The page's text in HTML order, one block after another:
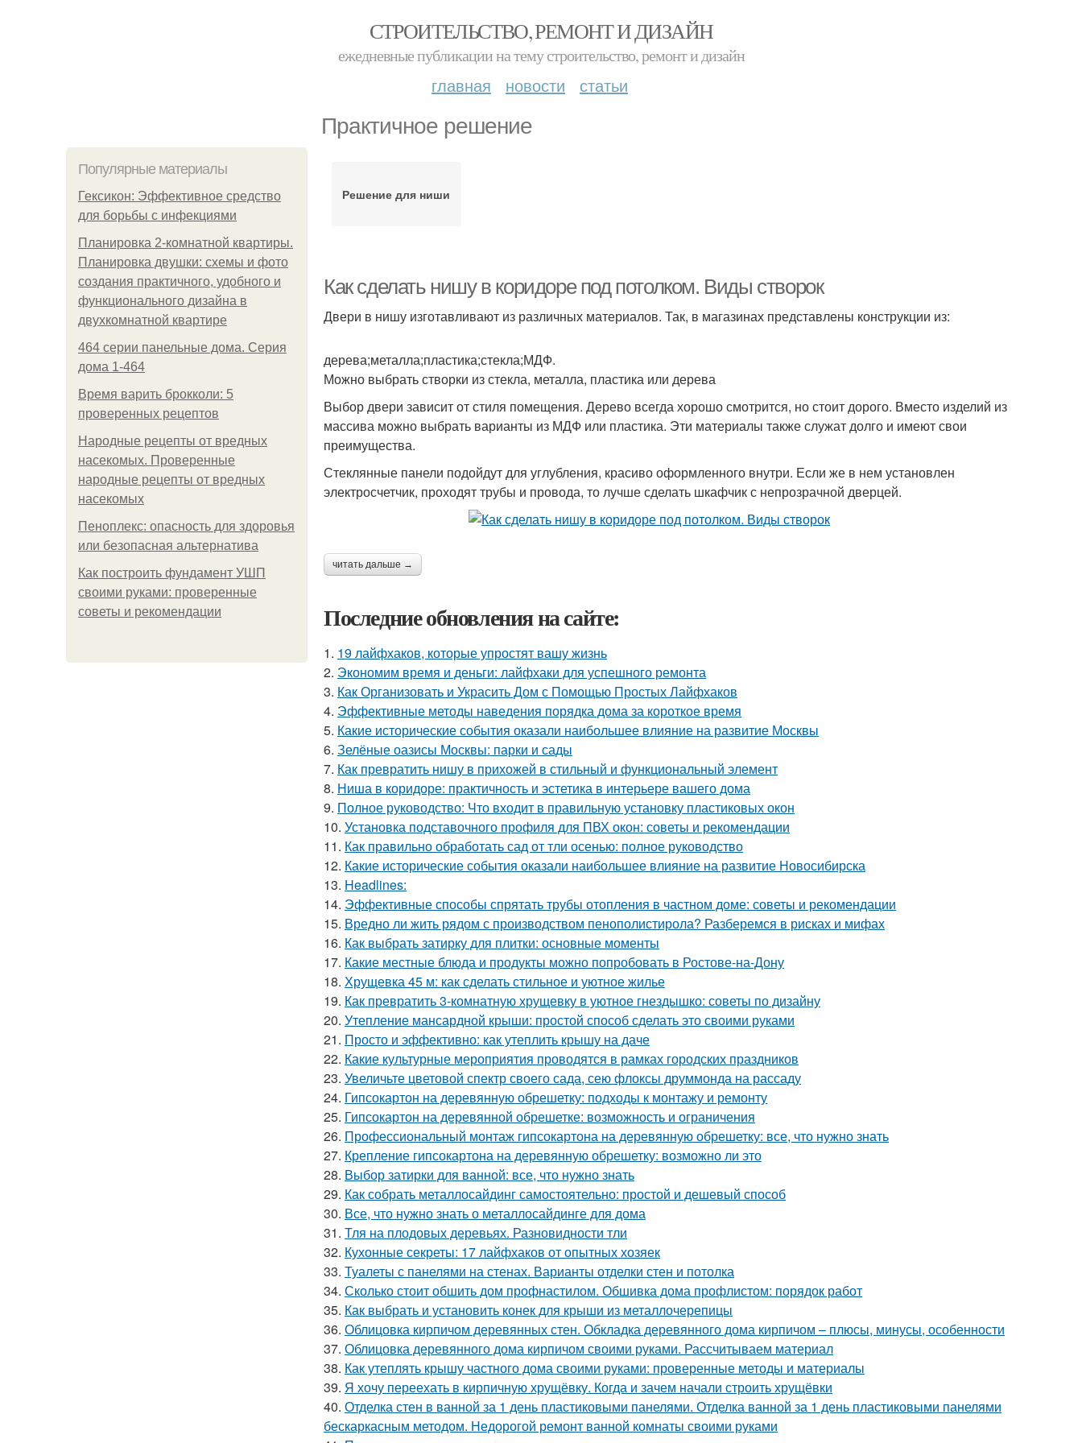
СТРОИТЕЛЬСТВО, РЕМОНТ И ДИЗАЙН
ежедневные публикации на тему строительство, ремонт и дизайн
главная новости статьи
Практичное решение
Популярные материалы
Гексикон: Эффективное средство
для борьбы с инфекциями
Планировка 2-комнатной квартиры.
Планировка двушки: схемы и фото
создания практичного, удобного и
функционального дизайна в
двухкомнатной квартире
464 серии панельные дома. Серия
дома 1-464
Время варить брокколи: 5
проверенных рецептов
Народные рецепты от вредных
насекомых. Проверенные
народные рецепты от вредных
насекомых
Пеноплекс: опасность для здоровья
или безопасная альтернатива
Как построить фундамент УШП
своими руками: проверенные
советы и рекомендации
Решение для ниши
Как сделать нишу в коридоре под потолком. Виды створок
Двери в нишу изготавливают из различных материалов. Так, в магазинах представлены конструкции из:
дерева;металла;пластика;стекла;МДФ.
Можно выбрать створки из стекла, металла, пластика или дерева
Выбор двери зависит от стиля помещения. Дерево всегда хорошо смотрится, но стоит дорого. Вместо изделий из
массива можно выбрать варианты из МДФ или пластика. Эти материалы также служат долго и имеют свои
преимущества.
Стеклянные панели подойдут для углубления, красиво оформленного внутри. Если же в нем установлен
электросчетчик, проходят трубы и провода, то лучше сделать шкафчик с непрозрачной дверцей.
читать дальше →
Последние обновления на сайте:
1. 19 лайфхаков, которые упростят вашу жизнь
2. Экономим время и деньги: лайфхаки для успешного ремонта
3. Как Организовать и Украсить Дом с Помощью Простых Лайфхаков
4. Эффективные методы наведения порядка дома за короткое время
5. Какие исторические события оказали наибольшее влияние на развитие Москвы
6. Зелёные оазисы Москвы: парки и сады
7. Как превратить нишу в прихожей в стильный и функциональный элемент
8. Ниша в коридоре: практичность и эстетика в интерьере вашего дома
9. Полное руководство: Что входит в правильную установку пластиковых окон
10. Установка подставочного профиля для ПВХ окон: советы и рекомендации
11. Как правильно обработать сад от тли осенью: полное руководство
12. Какие исторические события оказали наибольшее влияние на развитие Новосибирска
13. Headlines:
14. Эффективные способы спрятать трубы отопления в частном доме: советы и рекомендации
15. Вредно ли жить рядом с производством пенополистирола? Разберемся в рисках и мифах
16. Как выбрать затирку для плитки: основные моменты
17. Какие местные блюда и продукты можно попробовать в Ростове-на-Дону
18. Хрущевка 45 м: как сделать стильное и уютное жилье
19. Как превратить 3-комнатную хрущевку в уютное гнездышко: советы по дизайну
20. Утепление мансардной крыши: простой способ сделать это своими руками
21. Просто и эффективно: как утеплить крышу на даче
22. Какие культурные мероприятия проводятся в рамках городских праздников
23. Увеличьте цветовой спектр своего сада, сею флоксы друммонда на рассаду
24. Гипсокартон на деревянную обрешетку: подходы к монтажу и ремонту
25. Гипсокартон на деревянной обрешетке: возможность и ограничения
26. Профессиональный монтаж гипсокартона на деревянную обрешетку: все, что нужно знать
27. Крепление гипсокартона на деревянную обрешетку: возможно ли это
28. Выбор затирки для ванной: все, что нужно знать
29. Как собрать металлосайдинг самостоятельно: простой и дешевый способ
30. Все, что нужно знать о металлосайдинге для дома
31. Тля на плодовых деревьях. Разновидности тли
32. Кухонные секреты: 17 лайфхаков от опытных хозяек
33. Туалеты с панелями на стенах. Варианты отделки стен и потолка
34. Сколько стоит обшить дом профнастилом. Обшивка дома профлистом: порядок работ
35. Как выбрать и установить конек для крыши из металлочерепицы
36. Облицовка кирпичом деревянных стен. Обкладка деревянного дома кирпичом – плюсы, минусы, особенности
37. Облицовка деревянного дома кирпичом своими руками. Рассчитываем материал
38. Как утеплять крышу частного дома своими руками: проверенные методы и материалы
39. Я хочу переехать в кирпичную хрущёвку. Когда и зачем начали строить хрущёвки
40. Отделка стен в ванной за 1 день пластиковыми панелями. Отделка ванной за 1 день пластиковыми панелями
бескаркасным методом. Недорогой ремонт ванной комнаты своими руками